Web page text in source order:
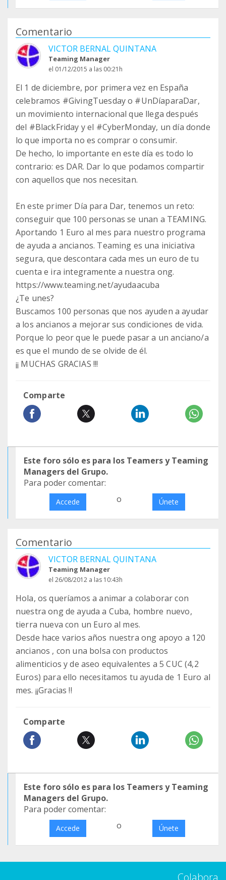
Comentario
VICTOR BERNAL QUINTANA
Teaming Manager
el 01/12/2015 a las 00:21h
El 1 de diciembre, por primera vez en España
celebramos ‪#‎GivingTuesday‬ o ‪#‎UnDíaparaDar‬,
un movimiento internacional que llega después
del ‪#‎BlackFriday‬ y el ‪#‎CyberMonday‬, un día donde
lo que importa no es comprar o consumir.
De hecho, lo importante en este día es todo lo
contrario: es DAR. Dar lo que podamos compartir
con aquellos que nos necesitan.
En este primer Día para Dar, tenemos un reto:
conseguir que 100 personas se unan a TEAMING.
Aportando 1 Euro al mes para nuestro programa
de ayuda a ancianos. Teaming es una iniciativa
segura, que descontara cada mes un euro de tu
cuenta e ira integramente a nuestra ong.
https://www.teaming.net/ayudaacuba
¿Te unes?
Buscamos 100 personas que nos ayuden a ayudar
a los ancianos a mejorar sus condiciones de vida.
Porque lo peor que le puede pasar a un anciano/a
es que el mundo de se olvide de él.
¡¡ MUCHAS GRACIAS !!!
Comparte
Este foro sólo es para los Teamers y Teaming
Managers del Grupo.
Para poder comentar:
Accede o Únete
Comentario
VICTOR BERNAL QUINTANA
Teaming Manager
el 26/08/2012 a las 10:43h
Hola, os queríamos a animar a colaborar con
nuestra ong de ayuda a Cuba, hombre nuevo,
tierra nueva con un Euro al mes.
Desde hace varios años nuestra ong apoyo a 120
ancianos , con una bolsa con productos
alimenticios y de aseo equivalentes a 5 CUC (4,2
Euros) para ello necesitamos tu ayuda de 1 Euro al
mes. ¡¡Gracias !!
Comparte
Este foro sólo es para los Teamers y Teaming
Managers del Grupo.
Para poder comentar:
Accede o Únete
Colabora